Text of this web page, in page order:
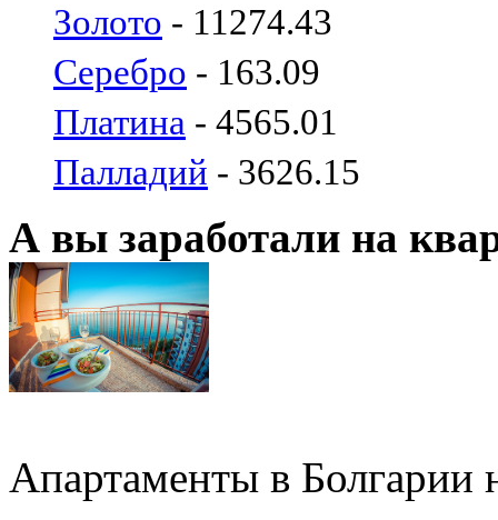
Золото - 11274.43
Серебро - 163.09
Платина - 4565.01
Палладий - 3626.15
А вы заработали на
Апартаменты в Болгарии